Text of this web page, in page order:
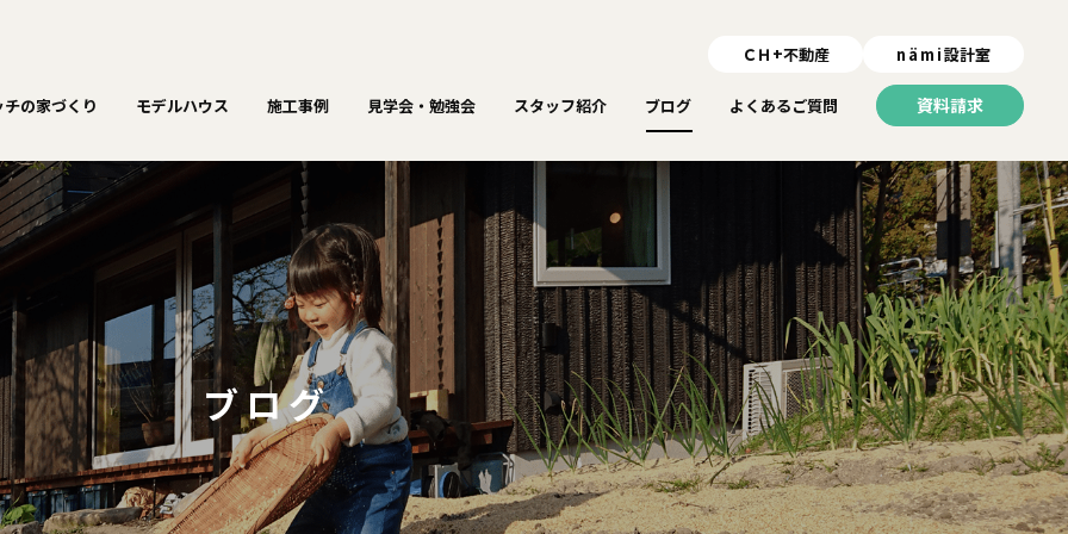
ＣＨ+不動産 nämi設計室
の家づくり モデルハウス 施工事例 見学会・勉強会 スタッフ紹介 ブログ よくあるご質問 資料請求
ブログ